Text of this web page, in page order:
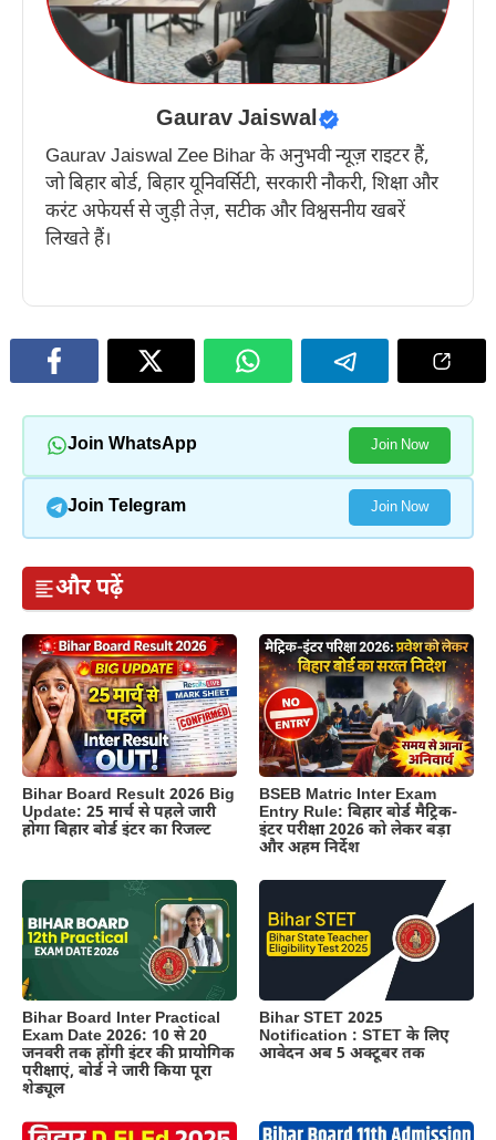
Gaurav Jaiswal
Gaurav Jaiswal Zee Bihar के अनुभवी न्यूज़ राइटर हैं,
जो बिहार बोर्ड, बिहार यूनिवर्सिटी, सरकारी नौकरी, शिक्षा और
करंट अफेयर्स से जुड़ी तेज़, सटीक और विश्वसनीय खबरें
लिखते हैं।
Join WhatsApp Join Now
Join Telegram Join Now
और पढ़ें
Bihar Board Result 2026 Big
Update: 25 मार्च से पहले जारी
होगा बिहार बोर्ड इंटर का रिजल्ट
BSEB Matric Inter Exam
Entry Rule: बिहार बोर्ड मैट्रिक-
इंटर परीक्षा 2026 को लेकर बड़ा
और अहम निर्देश
Bihar Board Inter Practical
Exam Date 2026: 10 से 20
जनवरी तक होंगी इंटर की प्रायोगिक
परीक्षाएं, बोर्ड ने जारी किया पूरा
शेड्यूल
Bihar STET 2025
Notification : STET के लिए
आवेदन अब 5 अक्टूबर तक